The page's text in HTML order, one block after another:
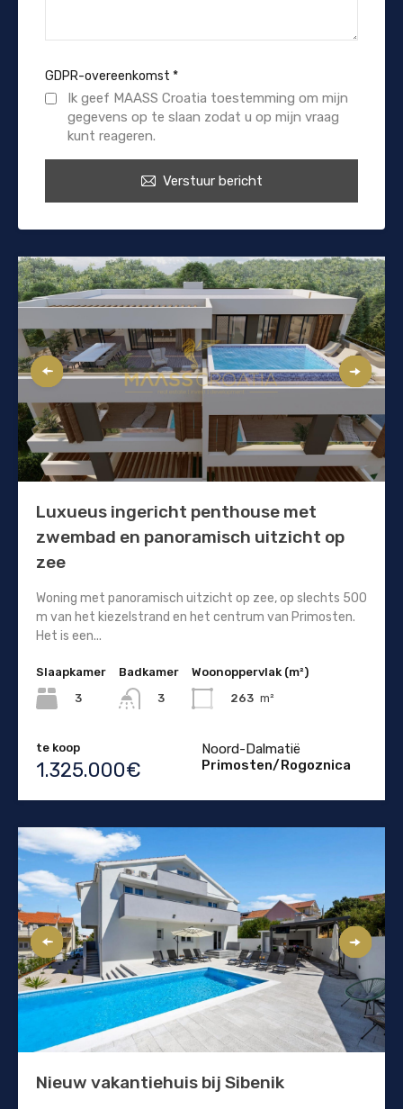
GDPR-overeenkomst *
Ik geef MAASS Croatia toestemming om mijn
gegevens op te slaan zodat u op mijn vraag
kunt reageren.
Verstuur bericht
Luxueus ingericht penthouse met
zwembad en panoramisch uitzicht op
zee
Woning met panoramisch uitzicht op zee, op slechts 500
m van het kiezelstrand en het centrum van Primosten.
Het is een...
Slaapkamer
3
Badkamer
3
Woonoppervlak (m²)
263 m²
te koop
1.325.000€
Noord-Dalmatië
Primosten/Rogoznica
Nieuw vakantiehuis bij Sibenik